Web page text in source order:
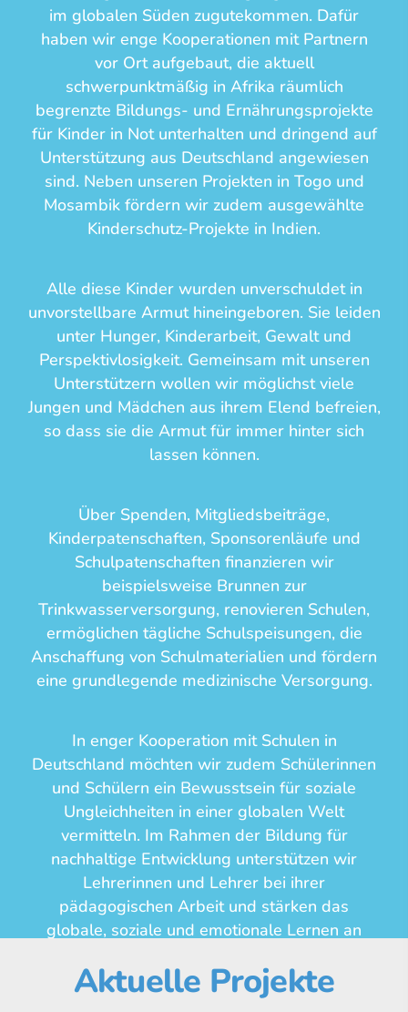
im globalen Süden zugutekommen. Dafür
haben wir enge Kooperationen mit Partnern
vor Ort aufgebaut, die aktuell
schwerpunktmäßig in Afrika räumlich
begrenzte Bildungs- und Ernährungsprojekte
für Kinder in Not unterhalten und dringend auf
Unterstützung aus Deutschland angewiesen
sind. Neben unseren Projekten in Togo und
Mosambik fördern wir zudem ausgewählte
Kinderschutz-Projekte in Indien.
Alle diese Kinder wurden unverschuldet in
unvorstellbare Armut hineingeboren. Sie leiden
unter Hunger, Kinderarbeit, Gewalt und
Perspektivlosigkeit. Gemeinsam mit unseren
Unterstützern wollen wir möglichst viele
Jungen und Mädchen aus ihrem Elend befreien,
so dass sie die Armut für immer hinter sich
lassen können.
Über Spenden, Mitgliedsbeiträge,
Kinderpatenschaften, Sponsorenläufe und
Schulpatenschaften finanzieren wir
beispielsweise Brunnen zur
Trinkwasserversorgung, renovieren Schulen,
ermöglichen tägliche Schulspeisungen, die
Anschaffung von Schulmaterialien und fördern
eine grundlegende medizinische Versorgung.
In enger Kooperation mit Schulen in
Deutschland möchten wir zudem Schülerinnen
und Schülern ein Bewusstsein für soziale
Ungleichheiten in einer globalen Welt
vermitteln. Im Rahmen der Bildung für
nachhaltige Entwicklung unterstützen wir
Lehrerinnen und Lehrer bei ihrer
pädagogischen Arbeit und stärken das
globale, soziale und emotionale Lernen an
Aktuelle Projekte